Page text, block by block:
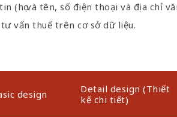
(họ và tên, số điện thoại và địa chỉ
vấn thuế trên cơ sở dữ liệu.
design
Detail design (Thiết
kế chi tiết)